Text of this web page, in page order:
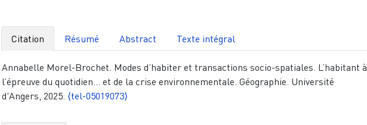
Citation Résumé Abstract Texte intégral
Annabelle Morel-Brochet. Modes d’habiter et transactions socio-spatiales. L’habitant à
l’épreuve du quotidien… et de la crise environnementale. Géographie. Université
d'Angers, 2025. ⟨tel-05019073⟩